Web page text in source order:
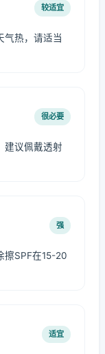
较适宜
气热，请适当
很必要
建议佩戴透射
强
擦SPF在15-20
适宜